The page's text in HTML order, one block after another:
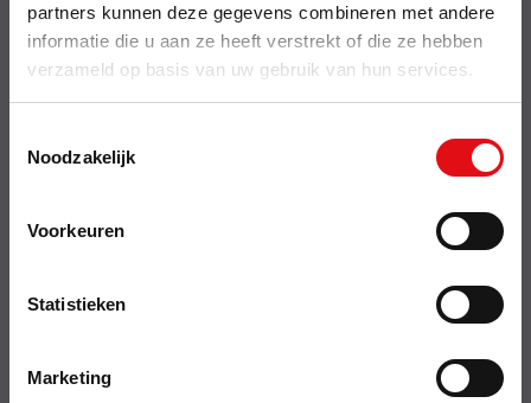
partners kunnen deze gegevens combineren met andere
informatie die u aan ze heeft verstrekt of die ze hebben
verzameld op basis van uw gebruik van hun services.
Noodzakelijk
Voorkeuren
Statistieken
Marketing
Offerte betalen
Over
Disclaimer
Over ons
Transportkosten
Nieuwsbrief